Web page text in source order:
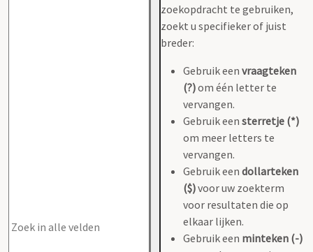
zoekopdracht te gebruiken,
zoekt u specifieker of juist
breder:
Gebruik een vraagteken
(?)om één letter te
vervangen.
Gebruik een sterretje (*)
om meer letters te
vervangen.
Gebruik een dollarteken
($)voor uw zoekterm
voor resultaten die op
elkaar lijken.
Gebruik een minteken (-)